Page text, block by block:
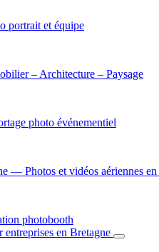
portrait et équipe
– Architecture – Paysage
photo événementiel
— Photos et vidéos aériennes en
photobooth
en Bretagne
Déplier